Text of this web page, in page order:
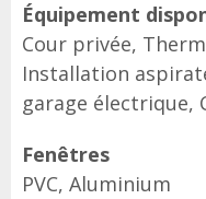
Équipement
Cour privée,
Installation
garage électrique,
Fenêtres
PVC, Aluminium